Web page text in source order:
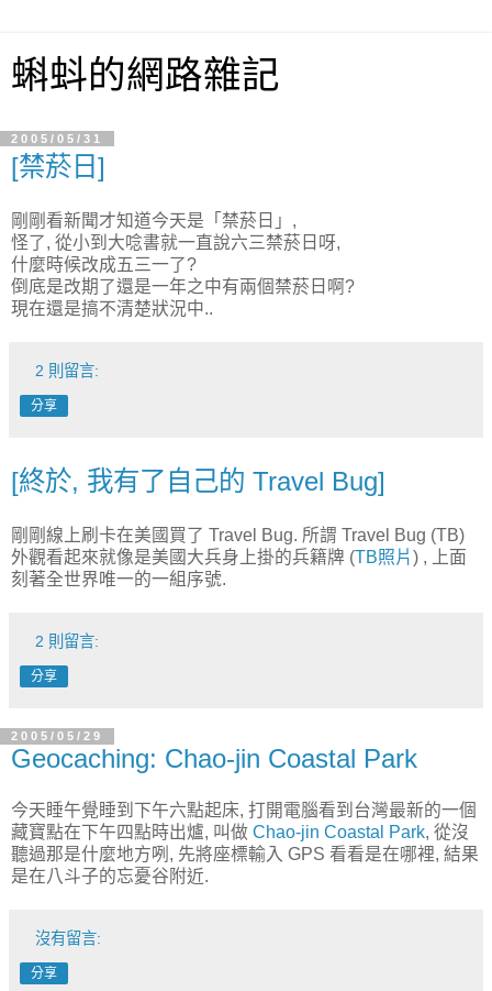
蝌蚪的網路雜記
2005/05/31
[禁菸日]
剛剛看新聞才知道今天是「禁菸日」,
怪了, 從小到大唸書就一直說六三禁菸日呀,
什麼時候改成五三一了?
倒底是改期了還是一年之中有兩個禁菸日啊?
現在還是搞不清楚狀況中..
2 則留言:
分享
[終於, 我有了自己的 Travel Bug]
剛剛線上刷卡在美國買了 Travel Bug. 所謂 Travel Bug (TB)
外觀看起來就像是美國大兵身上掛的兵籍牌 (TB照片) , 上面
刻著全世界唯一的一組序號.
2 則留言:
分享
2005/05/29
Geocaching: Chao-jin Coastal Park
今天睡午覺睡到下午六點起床, 打開電腦看到台灣最新的一個
藏寶點在下午四點時出爐, 叫做 Chao-jin Coastal Park, 從沒
聽過那是什麼地方咧, 先將座標輸入 GPS 看看是在哪裡, 結果
是在八斗子的忘憂谷附近.
沒有留言:
分享